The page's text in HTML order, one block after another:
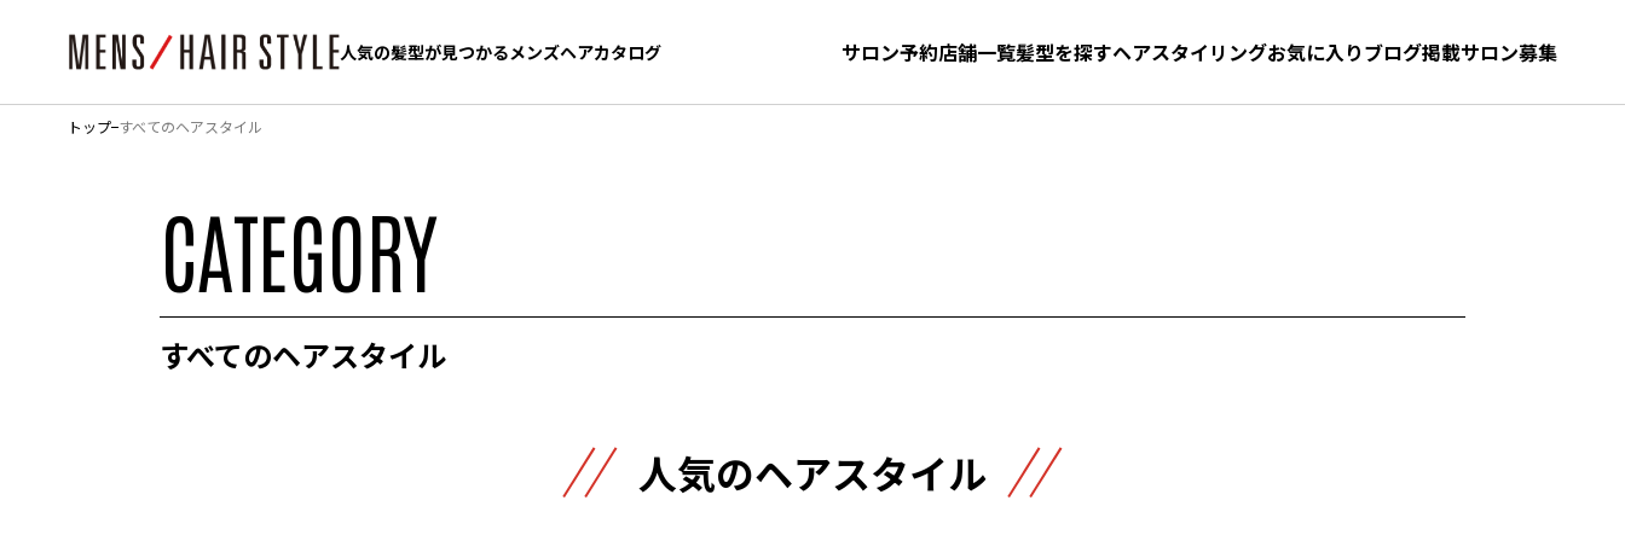
人気の髪型が見つかるメンズヘアカタログ サロン予約店舗一覧髪型を探すヘアスタイリングお気に入りブログ掲載サロン募集
人気の髪型が見つかるメンズヘアカタログ お気に入り 髪型をさがす
トップ すべてのヘアスタイル
CATEGORY
すべてのヘアスタイル
人気のヘアスタイル